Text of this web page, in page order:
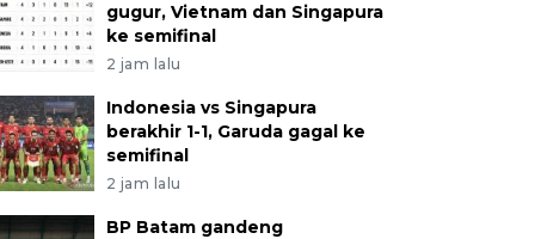
gugur, Vietnam dan Singapura
ke semifinal
2 jam lalu
Indonesia vs Singapura
berakhir 1-1, Garuda gagal ke
semifinal
2 jam lalu
BP Batam gandeng